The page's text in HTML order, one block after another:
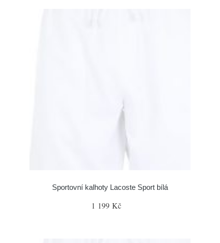
Sportovní kalhoty Lacoste Sport bílá
1 199 Kč